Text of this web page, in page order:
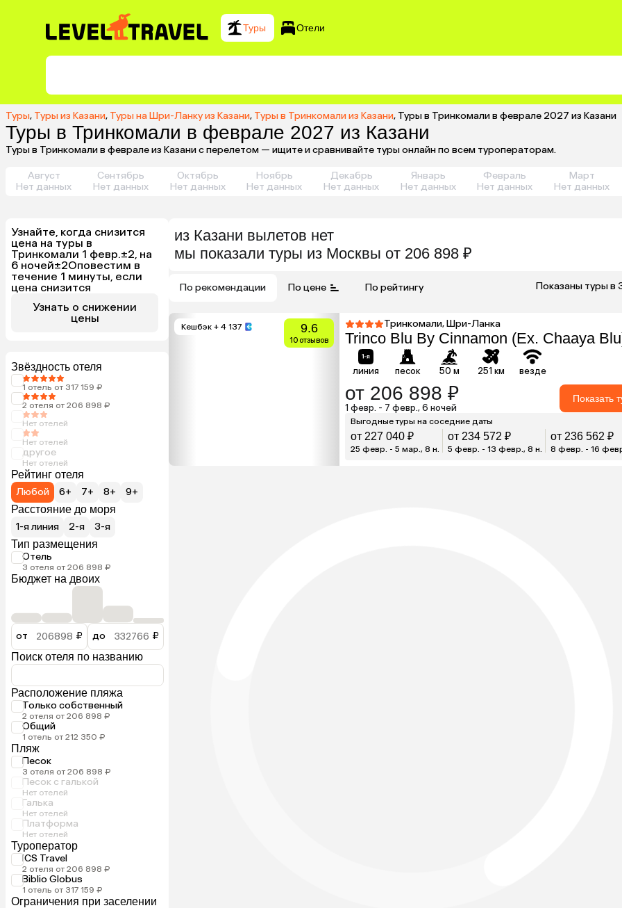
Туры Отели
Туры, Туры из Казани, Туры на Шри-Ланку из Казани, Туры в Тринкомали из Казани, Туры в Тринкомали в феврале 2027 из Казани
Туры в Тринкомали в феврале 2027 из Казани
Туры в Тринкомали в феврале из Казани с перелетом — ищите и сравнивайте туры онлайн по всем туроператорам.
Август
Нет данных
Сентябрь
Нет данных
Октябрь
Нет данных
Ноябрь
Нет данных
Декабрь
Нет данных
Январь
Нет данных
Февраль
Нет данных
Март
Нет данных
Узнайте, когда снизится
цена на туры в
Тринкомали 1 февр.±2, на
6 ночей±2Оповестим в
течение 1 минуты, если
цена снизится
Узнать о снижении
цены
Звёздность отеля
1 отель от 317 159 ₽
2 отеля от 206 898 ₽
Нет отелей
Нет отелей
другое
Нет отелей
Рейтинг отеля
Любой
6+ 7+ 8+
9+
Расстояние до моря
1-я линия
2-я
3-я
Тип размещения
Отель
3 отеля от 206 898 ₽
Бюджет на двоих
от ₽ до
₽
Поиск отеля по названию
Расположение пляжа
Только собственный
2 отеля от 206 898 ₽
Общий
1 отель от 212 350 ₽
Пляж
Песок
3 отеля от 206 898 ₽
Песок с галькой
Нет отелей
Галька
Нет отелей
Платформа
Нет отелей
Туроператор
ICS Travel
2 отеля от 206 898 ₽
Biblio Globus
1 отель от 317 159 ₽
Ограничения при заселении
из Казани вылетов нет
мы показали туры из Москвы от 206 898 ₽
По рекомендации По цене По рейтингу Показаны туры в
Кешбэк + 4 137 9.6
10 отзывов
Тринкомали, Шри-Ланка
Trinco Blu By Cinnamon (Ex. Chaaya
линия песок 50 м 251 км везде
от 206 898 ₽
1 февр. - 7 февр., 6 ночей
Показать
Выгодные туры на соседние даты
от 227 040 ₽
25 февр. - 5 мар., 8 н.
от 234 572 ₽
5 февр. - 13 февр., 8 н.
от 236 562 ₽
8 февр. - 16